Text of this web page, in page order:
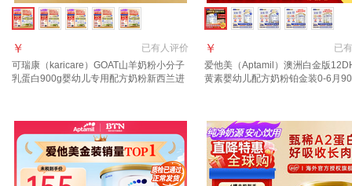
已有人评价
￥
可瑞康（karicare）GOAT山羊奶粉小分子
乳蛋白900g婴幼儿专用配方奶粉新西兰进
已有
￥
爱他美（Aptamil）澳洲白金版
黄素婴幼儿配方奶粉铂金装0-6月